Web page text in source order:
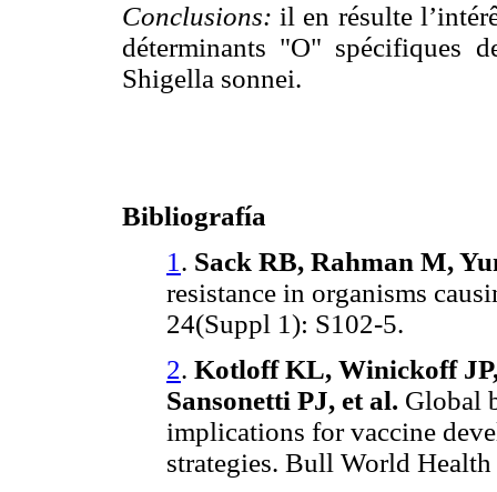
Conclusions: il en résulte
déterminants "O" spécifiques
Shigella sonnei.
Bibliografía
1 . Sack RB, Rahman M,
resistance in organisms
24(Suppl 1): S102-5.
2. Kotloff KL, Winickoff
Sansonetti PJ, et al. Global
implications for vaccine
strategies. Bull World